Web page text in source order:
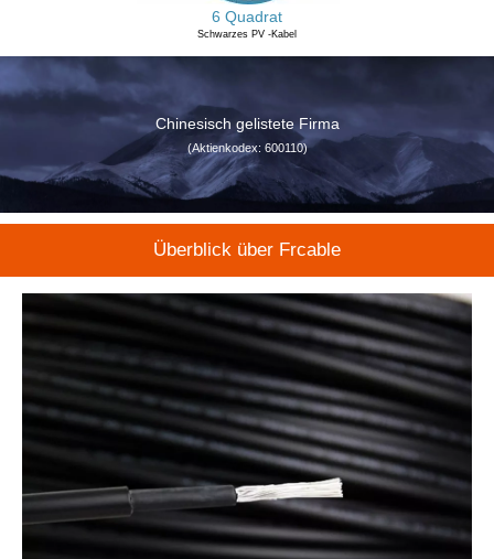
6 Quadrat
Schwarzes PV -Kabel
Chinesisch gelistete Firma
(Aktienkodex: 600110)
Überblick über Frcable